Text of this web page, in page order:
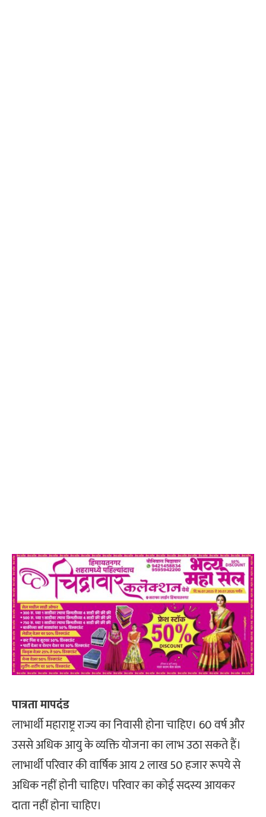
पात्रता मापदंड
लाभार्थी महाराष्ट्र राज्य का निवासी होना चाहिए। 60 वर्ष और
उससे अधिक आयु के व्यक्ति योजना का लाभ उठा सकते हैं।
लाभार्थी परिवार की वार्षिक आय 2 लाख 50 हजार रूपये से
अधिक नहीं होनी चाहिए। परिवार का कोई सदस्य आयकर
दाता नहीं होना चाहिए।